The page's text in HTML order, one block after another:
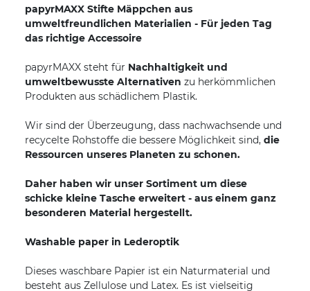
papyrMAXX Stifte Mäppchen aus
umweltfreundlichen Materialien - Für jeden Tag
das richtige Accessoire
papyrMAXX steht für Nachhaltigkeit und
umweltbewusste Alternativen zu herkömmlichen
Produkten aus schädlichem Plastik.
Wir sind der Überzeugung, dass nachwachsende und
recycelte Rohstoffe die bessere Möglichkeit sind, die
Ressourcen unseres Planeten zu schonen.
Daher haben wir unser Sortiment um diese
schicke kleine Tasche erweitert - aus einem ganz
besonderen Material hergestellt.
Washable paper in Lederoptik
Dieses waschbare Papier ist ein Naturmaterial und
besteht aus Zellulose und Latex. Es ist vielseitig